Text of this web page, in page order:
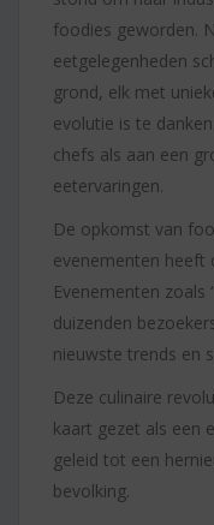
foodies geworden.
eetgelegenheden
grond, elk met
evolutie is te
chefs als aan een
eetervaringen.
De opkomst van
evenementen heeft
Evenementen zoals
duizenden
nieuwste trends en
Deze culinaire
kaart gezet als een
geleid tot een
bevolking.